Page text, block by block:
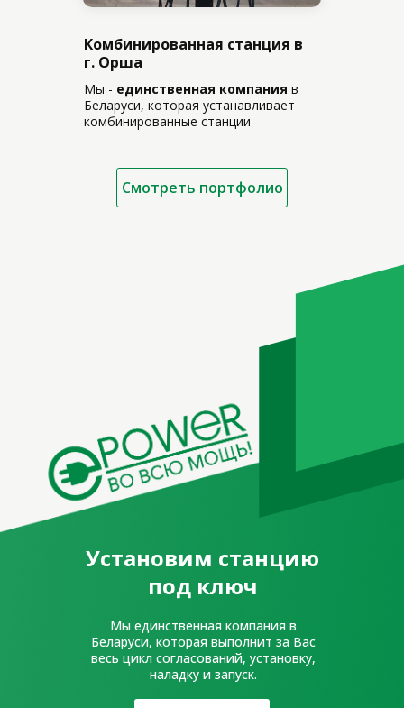
Комбинированная станция в
г. Орша
Мы - единственная компания в
Беларуси, которая устанавливает
комбинированные станции
Смотреть портфолио
Установим станцию
под ключ
Мы единственная компания в
Беларуси, которая выполнит за Вас
весь цикл согласований, установку,
наладку и запуск.
УНП 391743926
р/с BY65AKBB30120000111880000000
код AKBBBY2X, ОАО «АСБ «Беларусбанк»
Директор – Казакевич Дмитрий
регистрации 391743926, выдан 26.11.2020